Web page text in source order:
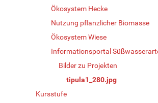
Ökosystem Hecke
Nutzung pflanzlicher Biomasse
Ökosystem Wiese
Informationsportal
Bilder zu Projekten
tipula1_280.jpg
Kursstufe